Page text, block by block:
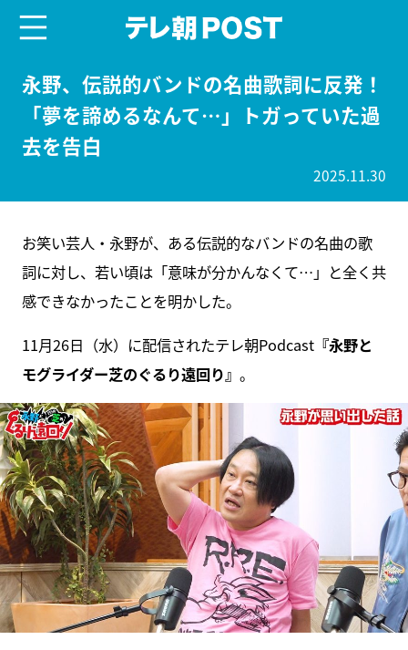
永野、伝説的バンドの名曲歌詞に反発！
「夢を諦めるなんて…」トガっていた過
去を告白
2025.11.30
お笑い芸人・永野が、ある伝説的なバンドの名曲の歌
詞に対し、若い頃は「意味が分かんなくて…」と全く共
感できなかったことを明かした。
11月26日（水）に配信されたテレ朝Podcast『永野と
モグライダー芝のぐるり遠回り』 。